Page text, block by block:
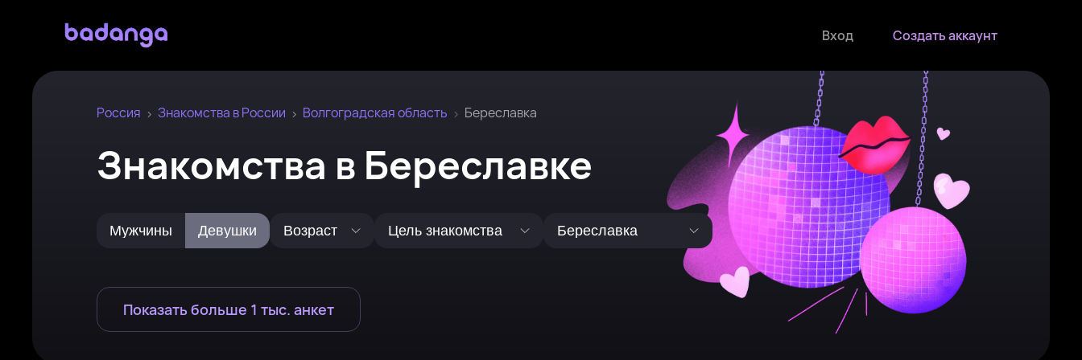
Вход Создать аккаунт
Россия Знакомства в России Волгоградская область Береславка
Знакомства в Береславке
Мужчины Девушки Возраст Цель знакомства Береславка
Показать больше 1 тыс. анкет